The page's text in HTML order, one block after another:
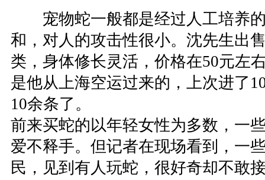
宠物蛇一般都是经过人工培养的
和，对人的攻击性很小。沈先生出
类，身体修长灵活，价格在50元左
是他从上海空运过来的，上次进了
10余条了。
前来买蛇的以年轻女性为多数，一
爱不释手。但记者在现场看到，一
民，见到有人玩蛇，很好奇却不敢